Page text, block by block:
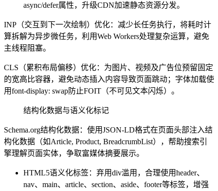
async/defer属性，升级CDN加速静态资源分发。
INP（交互到下一次绘制）优化：减少长任务执行，将耗时计
算拆解为异步微任务，利用Web Workers处理复杂运算，避免
主线程阻塞。
CLS（累积布局偏移）优化：为图片、视频及广告位预留固定
的宽高比容器，避免动态插入内容导致页面跳动；字体加载使
用font-display: swap防止FOIT（不可见文本闪烁）。
结构化数据与语义化标记
Schema.org结构化数据：使用JSON-LD格式在页面头部注入结
构化数据（如Article, Product, BreadcrumbList），帮助搜索引
擎理解页面实体，争取富媒体摘要展示。
HTML5语义化标签：弃用div滥用，合理使用header、
nav、main、article、section、aside、footer等标签，增强